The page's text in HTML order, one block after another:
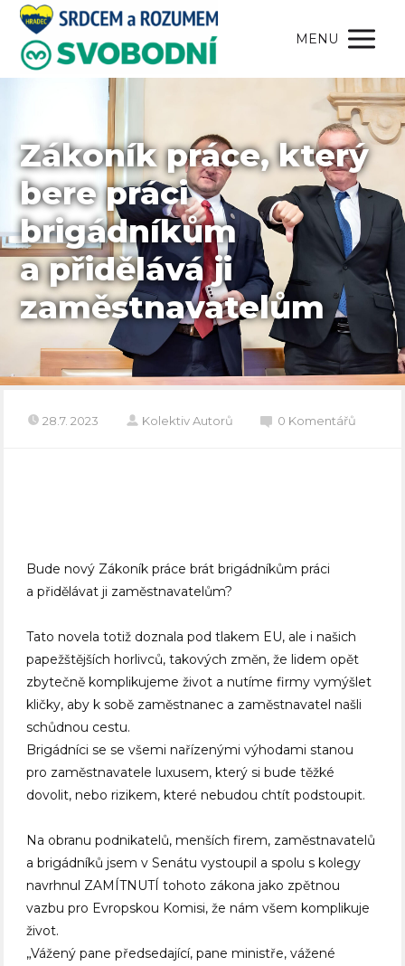
MENU
Zákoník práce, který
bere práci
brigádníkům
a přidělává ji
zaměstnavatelům
28.7. 2023 Kolektiv Autorů 0 Komentářů
Bude nový Zákoník práce brát brigádníkům práci
a přidělávat ji zaměstnavatelům?
Tato novela totiž doznala pod tlakem EU, ale i našich
papežštějších horlivců, takových změn, že lidem opět
zbytečně komplikujeme život a nutíme firmy vymýšlet
kličky, aby k sobě zaměstnanec a zaměstnavatel našli
schůdnou cestu.
Brigádníci se se všemi nařízenými výhodami stanou
pro zaměstnavatele luxusem, který si bude těžké
dovolit, nebo rizikem, které nebudou chtít podstoupit.
Na obranu podnikatelů, menších firem, zaměstnavatelů
a brigádníků jsem v Senátu vystoupil a spolu s kolegy
navrhnul ZAMÍTNUTÍ tohoto zákona jako zpětnou
vazbu pro Evropskou Komisi, že nám všem komplikuje
život.
„Vážený pane předsedající, pane ministře, vážené